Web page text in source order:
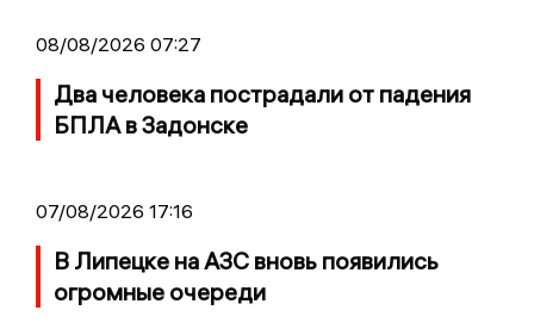
08/08/2026 07:27
Два человека пострадали от падения
БПЛА в Задонске
07/08/2026 17:16
В Липецке на АЗС вновь появились
огромные очереди